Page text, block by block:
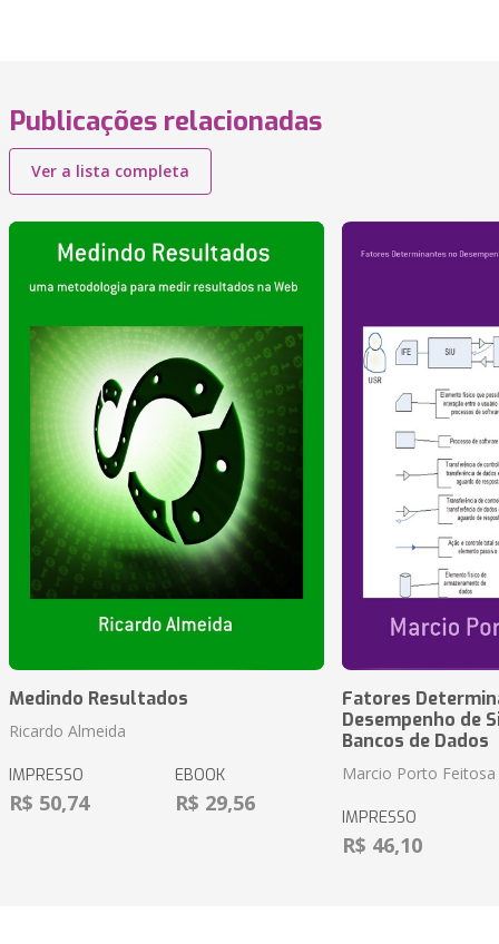
Publicações relacionadas
Ver a lista completa
Medindo Resultados
Ricardo Almeida
IMPRESSO
R$ 50,74
EBOOK
R$ 29,56
Fatores
Desempenho de
Bancos de Dados
Marcio Porto Feitosa
IMPRESSO
R$ 46,10